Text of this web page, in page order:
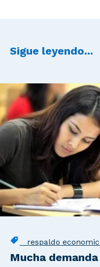
Sigue leyendo...
respaldo
Mucha